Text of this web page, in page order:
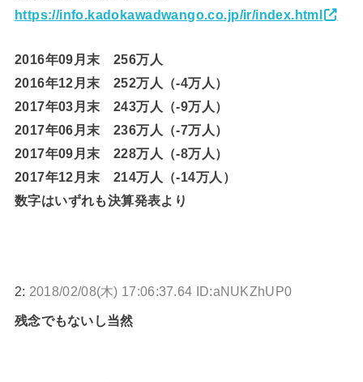
https://info.kadokawadwango.co.jp/ir/index.html
2016年09月末 256万人
2016年12月末 252万人（-4万人）
2017年03月末 243万人（-9万人）
2017年06月末 236万人（-7万人）
2017年09月末 228万人（-8万人）
2017年12月末 214万人（-14万人）
数字はいずれも決算発表より
2: 2018/02/08(木) 17:06:37.64 ID:aNUKZhUP0
残念でもないし当然